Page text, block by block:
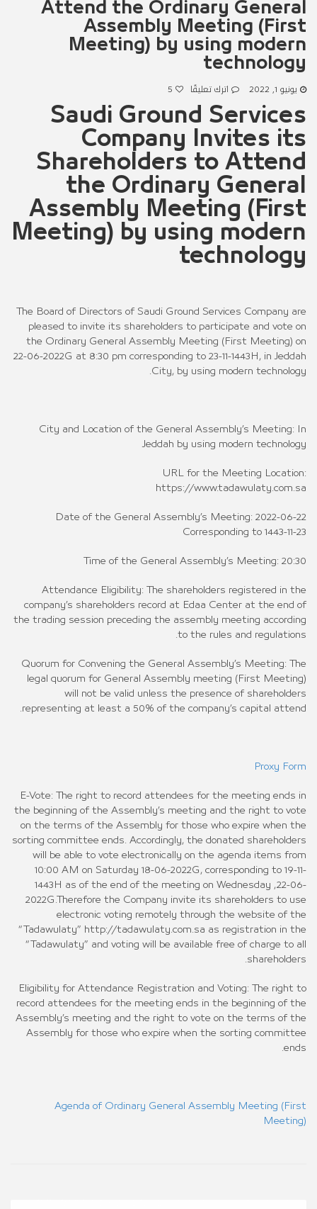
Attend the Ordinary General
Assembly Meeting (First
Meeting) by using modern
technology
يونيو 1, 2022 اترك تعليقًا 5
Saudi Ground Services
Company Invites its
Shareholders to Attend
the Ordinary General
Assembly Meeting (First
Meeting) by using modern
technology
The Board of Directors of Saudi Ground Services Company are
pleased to invite its shareholders to participate and vote on
the Ordinary General Assembly Meeting (First Meeting) on
22-06-2022G at 8:30 pm corresponding to 23-11-1443H, in Jeddah
City, by using modern technology.
City and Location of the General Assembly’s Meeting: In
Jeddah by using modern technology
URL for the Meeting Location:
https://www.tadawulaty.com.sa
Date of the General Assembly’s Meeting: 2022-06-22
Corresponding to 1443-11-23
Time of the General Assembly’s Meeting: 20:30
Attendance Eligibility: The shareholders registered in the
company’s shareholders record at Edaa Center at the end of
the trading session preceding the assembly meeting according
to the rules and regulations.
Quorum for Convening the General Assembly’s Meeting: The
legal quorum for General Assembly meeting (First Meeting)
will not be valid unless the presence of shareholders
representing at least a 50% of the company’s capital attend.
Proxy Form
E-Vote: The right to record attendees for the meeting ends in
the beginning of the Assembly’s meeting and the right to vote
on the terms of the Assembly for those who expire when the
sorting committee ends. Accordingly, the donated shareholders
will be able to vote electronically on the agenda items from
10:00 AM on Saturday 18-06-2022G, corresponding to 19-11-
1443H as of the end of the meeting on Wednesday ,22-06-
2022G.Therefore the Company invite its shareholders to use
electronic voting remotely through the website of the
“Tadawulaty” http://tadawulaty.com.sa as registration in the
“Tadawulaty” and voting will be available free of charge to all
shareholders.
Eligibility for Attendance Registration and Voting: The right to
record attendees for the meeting ends in the beginning of the
Assembly’s meeting and the right to vote on the terms of the
Assembly for those who expire when the sorting committee
ends.
Agenda of Ordinary General Assembly Meeting (First
Meeting)